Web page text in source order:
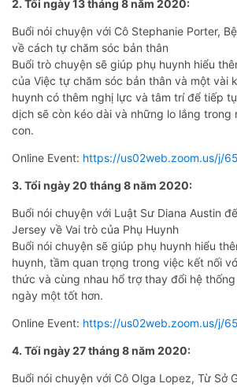
2. Tối ngày 13 tháng 8 năm 2020:
Buổi nói chuyện với Cô Stephanie Porter,
về cách tự chăm sóc bản thân
Buổi trò chuyện sẽ giúp phụ huynh hiểu
của Việc tự chăm sóc bản thân và một vài
huynh có thêm nghị lực và tâm trí để tiếp
dịch sẽ còn kéo dài và những lo lắng trong
con.
Online Event: https://us02web.zoom.us/j/
3. Tổi ngày 20 tháng 8 năm 2020:
Buổi nói chuyện với Luật Sư Diana Austin
Jersey về Vai trò của Phụ Huynh
Buổi nói chuyện sẽ giúp phụ huynh hiểu
huynh, tầm quan trọng trong việc kết nối
thức và cùng nhau hổ trợ thay đổi hệ
ngày một tốt hơn.
Online Event: https://us02web.zoom.us/j/
4. Tối ngày 27 tháng 8 năm 2020:
Buổi nói chuyện với Cô Olga Lopez, Từ Sở